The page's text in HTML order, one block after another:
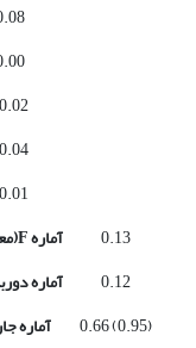
0.02-
0.04-
0.01-
0.13 آمارهF
0.12
آماره
(0.95) 0.66
آماره